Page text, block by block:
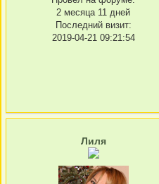
2 месяца 11 дней
Последний визит:
2019-04-21 09:21:54
Лиля